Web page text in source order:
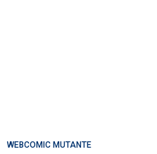
WEBCOMIC MUTANTE